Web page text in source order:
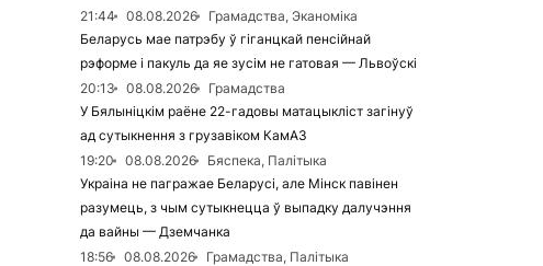
21:44
08.08.2026
Грамадства, Эканоміка
Беларусь мае патрэбу ў гіганцкай пенсійнай
рэформе і пакуль да яе зусім не гатовая — Львоўскі
20:13
08.08.2026
Грамадства
У Бялыніцкім раёне 22-гадовы матацыкліст загінуў
ад сутыкнення з грузавіком КамАЗ
19:20
08.08.2026
Бяспека, Палітыка
Украіна не пагражае Беларусі, але Мінск павінен
разумець, з чым сутыкнецца ў выпадку далучэння
да вайны — Дземчанка
18:56
08.08.2026
Грамадства, Палітыка